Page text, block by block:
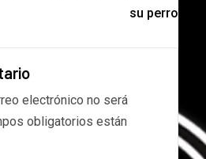
su perro
electrónico no será
obligatorios están